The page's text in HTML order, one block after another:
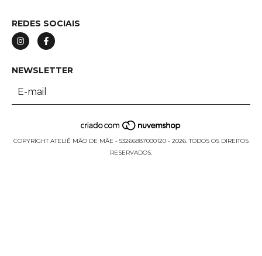
REDES SOCIAIS
NEWSLETTER
COPYRIGHT ATELIÊ MÃO DE MÃE - 53266887000120 - 2026. TODOS OS DIREITOS
RESERVADOS.